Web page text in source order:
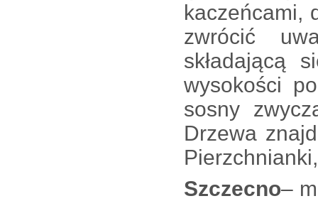
kaczeńcami,
zwrócić
składającą
wysokości
sosny
Drzewa
Szczecno–